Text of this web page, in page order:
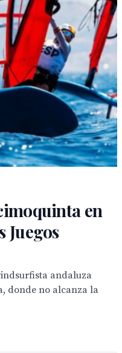
en
Juegos
andaluza
donde no alcanza la